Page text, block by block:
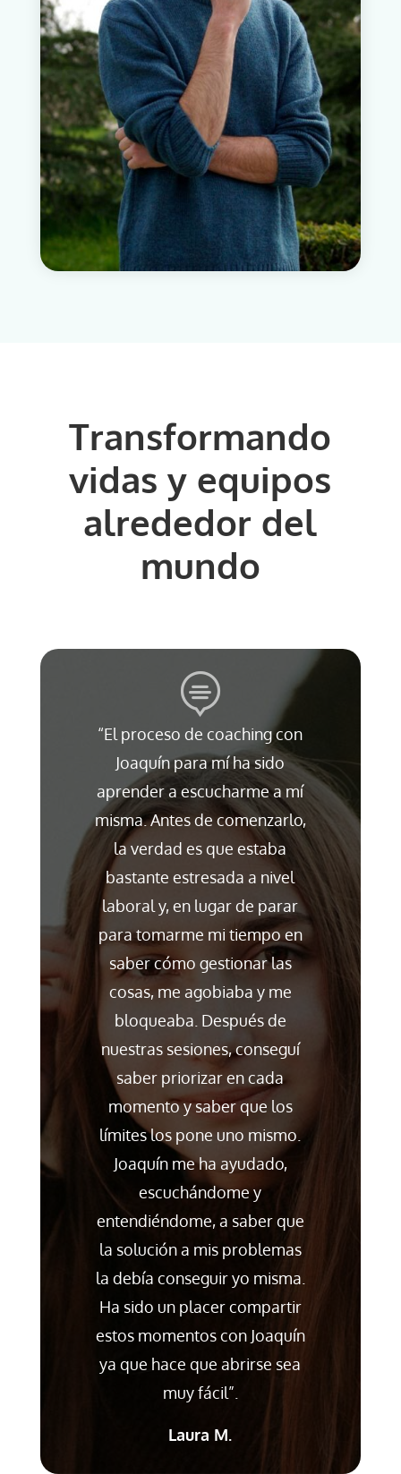
Transformando
vidas y equipos
alrededor del
mundo
“El proceso de coaching con
Joaquín para mí ha sido
aprender a escucharme a mí
misma. Antes de comenzarlo,
la verdad es que estaba
bastante estresada a nivel
laboral y, en lugar de parar
para tomarme mi tiempo en
saber cómo gestionar las
cosas, me agobiaba y me
bloqueaba. Después de
nuestras sesiones, conseguí
saber priorizar en cada
momento y saber que los
límites los pone uno mismo.
Joaquín me ha ayudado,
escuchándome y
entendiéndome, a saber que
la solución a mis problemas
la debía conseguir yo misma.
Ha sido un placer compartir
estos momentos con Joaquín
ya que hace que abrirse sea
muy fácil”.
Laura M.